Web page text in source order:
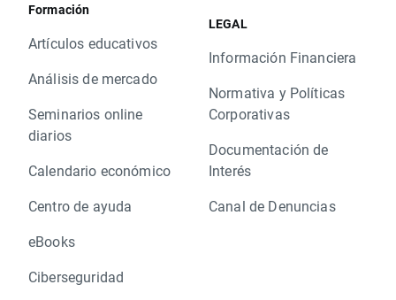
Formación
Artículos educativos
Análisis de mercado
Seminarios online
diarios
Calendario económico
Centro de ayuda
eBooks
Ciberseguridad
LEGAL
Información Financiera
Normativa y Políticas
Corporativas
Documentación de
Interés
Canal de Denuncias